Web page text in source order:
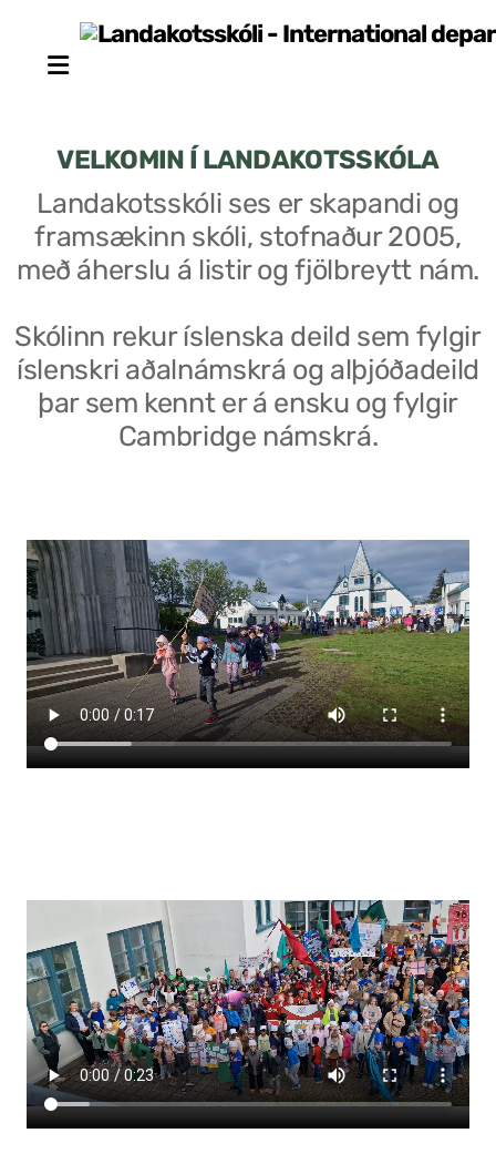
VELKOMIN Í LANDAKOTSSKÓLA
Landakotsskóli ses er skapandi og
framsækinn skóli, stofnaður 2005,
með áherslu á listir og fjölbreytt nám.
Skólinn rekur íslenska deild sem fylgir
íslenskri aðalnámskrá og alþjóðadeild
þar sem kennt er á ensku og fylgir
Cambridge námskrá.
Stjórn sjálfseignarstofnunar
Skólaráð
Fundargerðir skólaráðs
Stjórnendateymi
Skólareglur
Starfsáætlun
Frístund
Upplýsingar um innritun
Námsmat
Læsi
Lestrarheftin
Náms- og kennsluáætlanir
Námsráðgjafi